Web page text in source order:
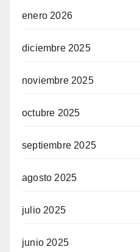
enero 2026
diciembre 2025
noviembre 2025
octubre 2025
septiembre 2025
agosto 2025
julio 2025
junio 2025